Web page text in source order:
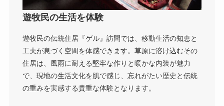
遊牧民の生活を体験
遊牧民の伝統住居『ゲル』訪問では、移動生活の知恵と
工夫が息づく空間を体感できます。草原に溶け込むその
住居は、風雨に耐える堅牢な作りと暖かな内装が魅力
で、現地の生活文化を肌で感じ、忘れがたい歴史と伝統
の重みを実感する貴重な体験となります。